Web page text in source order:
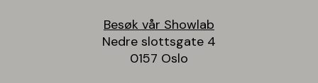
Besøk vår Showlab
Nedre slottsgate 4
0157 Oslo